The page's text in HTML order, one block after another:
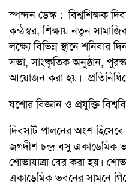
স্পন্দন ডেস্ক : বিশ্বশিক্ষক
কন্ঠস্বর, শিক্ষায় নতুন
লক্ষ্যে বিভিন্ন স্থানে শনিবার
সভা, সাংষ্কৃতিক অনুষ্ঠান,
আয়োজন করা হয়।
যশোর বিজ্ঞান ও প্রযুক্তি
দিবসটি পালনের অংশ হিসেবে
জগদীশ চন্দ্র বসু একাডেমিক
শোভাযাত্রা বের করা হয়।
একাডেমিক ভবনের সামনে